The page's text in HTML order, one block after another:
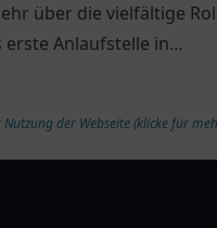
über die vielfältige
erste Anlaufstelle in
Nutzung der Webseite (klicke für